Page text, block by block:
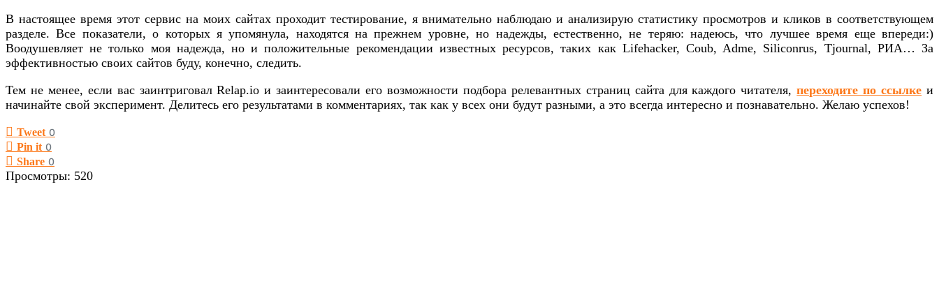
В настоящее время этот сервис на моих сайтах проходит тестирование, я внимательно наблюдаю и анализирую статистику просмотров и кликов в соответствующем
разделе. Все показатели, о которых я упомянула, находятся на прежнем уровне, но надежды, естественно, не теряю: надеюсь, что лучшее время еще впереди:)
Воодушевляет не только моя надежда, но и положительные рекомендации известных ресурсов, таких как Lifehacker, Coub, Adme, Siliconrus, Tjournal, РИА… За
эффективностью своих сайтов буду, конечно, следить.
Тем не менее, если вас заинтриговал Relap.io и заинтересовали его возможности подбора релевантных страниц сайта для каждого читателя,переходите по ссылке и
начинайте свой эксперимент. Делитесь его результатами в комментариях, так как у всех они будут разными, а это всегда интересно и познавательно. Желаю успехов!
Tweet 0
Pin it 0
Share 0
Просмотры: 520